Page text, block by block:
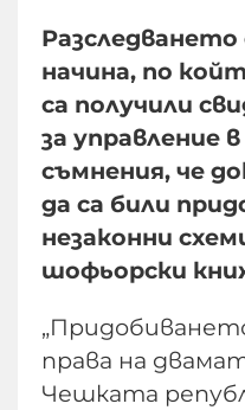
Разследването
начина, по
са получили
за управление
съмнения, че
да са били
незаконни
шофьорски
права на
Чешката